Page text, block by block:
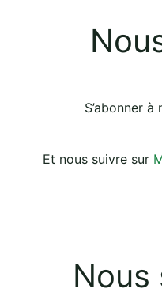
S’abonner à
Et nous suivre sur
Nous